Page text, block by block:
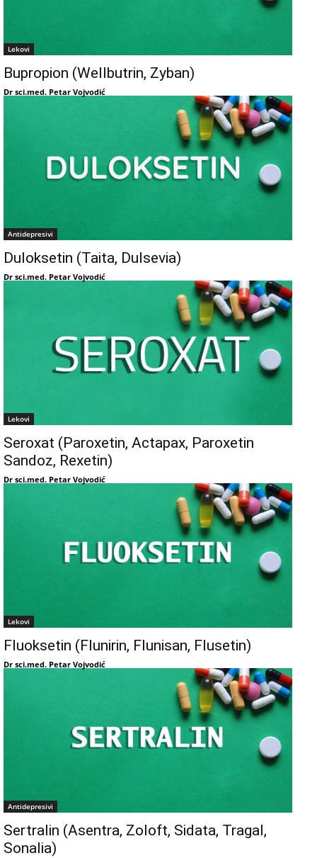
Lekovi
Bupropion (Wellbutrin, Zyban)
Dr sci.med. Petar Vojvodić
Antidepresivi
Duloksetin (Taita, Dulsevia)
Dr sci.med. Petar Vojvodić
Lekovi
Seroxat (Paroxetin, Actapax, Paroxetin
Sandoz, Rexetin)
Dr sci.med. Petar Vojvodić
Lekovi
Fluoksetin (Flunirin, Flunisan, Flusetin)
Dr sci.med. Petar Vojvodić
Antidepresivi
Sertralin (Asentra, Zoloft, Sidata, Tragal,
Sonalia)